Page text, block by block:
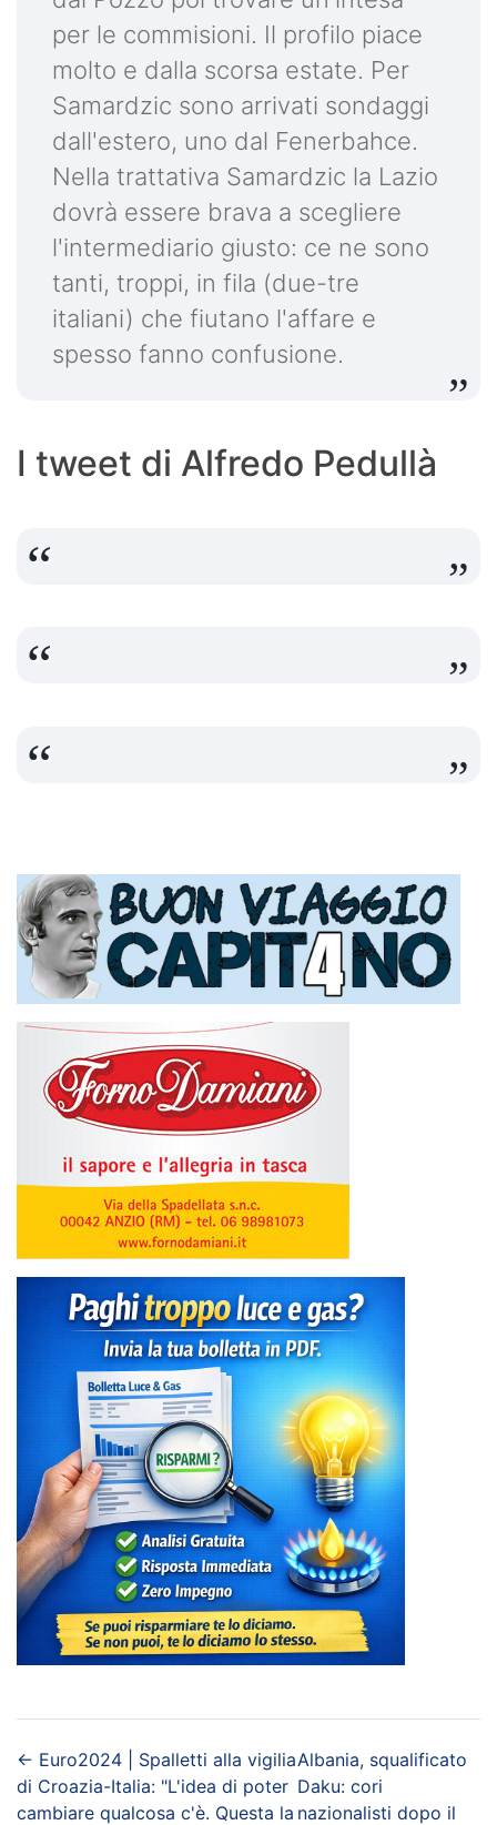
per le commisioni. Il profilo piace
molto e dalla scorsa estate. Per
Samardzic sono arrivati sondaggi
dall'estero, uno dal Fenerbahce.
Nella trattativa Samardzic la Lazio
dovrà essere brava a scegliere
l'intermediario giusto: ce ne sono
tanti, troppi, in fila (due-tre
italiani) che fiutano l'affare e
spesso fanno confusione.
I tweet di Alfredo Pedullà
← Euro2024 | Spalletti alla vigilia
di Croazia-Italia: "L'idea di poter
cambiare qualcosa c'è. Questa la
Albania, squalificato
Daku: cori
nazionalisti dopo il